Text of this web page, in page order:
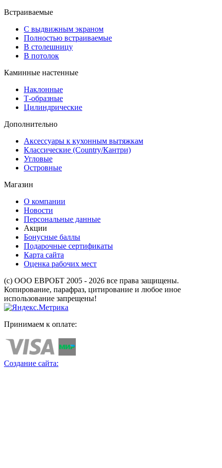
Встраиваемые
С выдвижным экраном
Полностью встраиваемые
В столешницу
В потолок
Каминные настенные
Наклонные
Т-образные
Цилиндрические
Дополнительно
Аксессуары к кухонным вытяжкам
Классические (Country/Кантри)
Угловые
Островные
Магазин
О компании
Новости
Персональные данные
Акции
Бонусные баллы
Подарочные сертификаты
Карта сайта
Оценка рабочих мест
(с) ООО ЕВРОБТ 2005 - 2026 все права защищены.
Копирование, парафраз, цитирование и любое иное
использование запрещены!
Принимаем к оплате:
Создание сайта: